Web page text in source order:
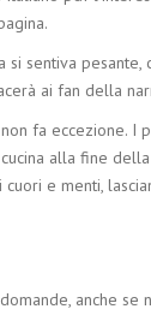
sentiva
ai fan della
fa eccezione. I
alla fine
e menti,
anche